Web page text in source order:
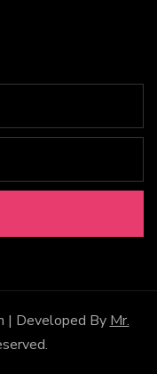
| Developed By Mr.